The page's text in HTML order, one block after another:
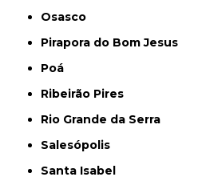
Osasco
Pirapora do Bom Jesus
Poá
Ribeirão Pires
Rio Grande da Serra
Salesópolis
Santa Isabel